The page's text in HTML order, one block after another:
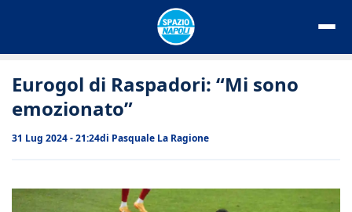
Eurogol di Raspadori: “Mi sono
emozionato”
31 Lug 2024 - 21:24di Pasquale La Ragione